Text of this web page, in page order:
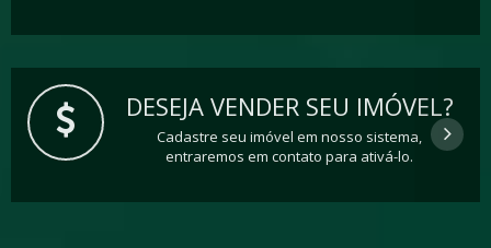
DESEJA VENDER SEU IMÓVEL?
Cadastre seu imóvel em nosso sistema,
entraremos em contato para ativá-lo.